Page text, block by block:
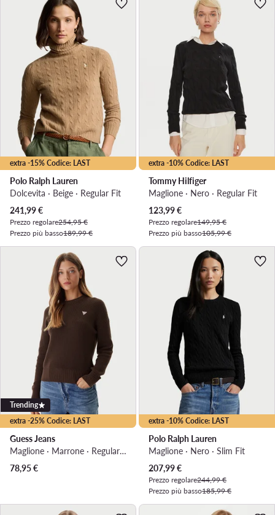
extra -15% Codice: LAST
Polo Ralph Lauren
Dolcevita · Beige · Regular Fit
Prezzo attuale
241,99€
Prezzo regolare254,95 €
Prezzo più basso189,99 €
extra -10% Codice: LAST
Tommy Hilfiger
Maglione · Nero · Regular Fit
Prezzo attuale
123,99€
Prezzo regolare149,95 €
Prezzo più basso105,99 €
extra -25% Codice: LAST
Trending
Guess Jeans
Maglione · Marrone · Regular Fit
78,95€
extra -10% Codice: LAST
Polo Ralph Lauren
Maglione · Nero · Slim Fit
Prezzo attuale
207,99€
Prezzo regolare244,99 €
Prezzo più basso185,99 €